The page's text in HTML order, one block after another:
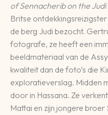
of Sennacherib on the
Britse
de berg Judi bezocht.
fotografe, ze heeft een
beeldmateriaal van de
kwaliteit dan de foto’s die
exploratieverslag. Midden
door in Hassana. Ze
Mattai en zijn jongere